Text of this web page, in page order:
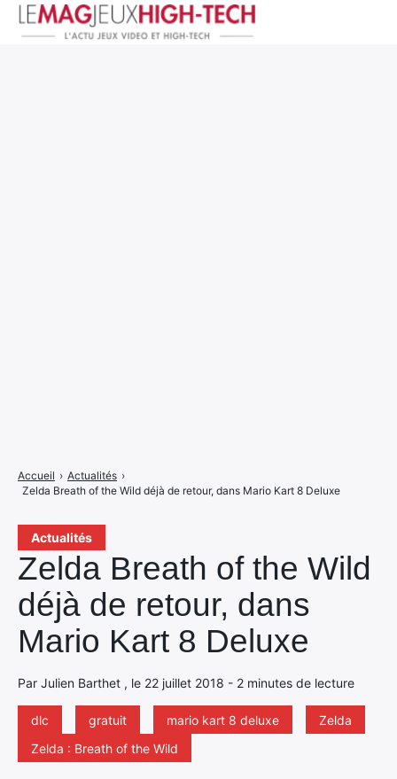
Actualités
Zelda Breath of the Wild
déjà de retour, dans
Mario Kart 8 Deluxe
Par Julien Barthet , le 22 juillet 2018 - 2 minutes de lecture
dlc gratuit mario kart 8 deluxe
Zelda
Zelda : Breath of the Wild
Accueil › Actualités ›
Zelda Breath of the Wild déjà de retour, dans Mario Kart 8 Deluxe